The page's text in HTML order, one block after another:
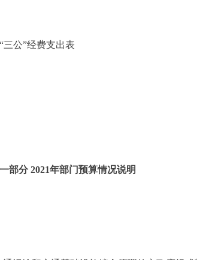
公”经费支出表
部分 2021年部门预算情况说明